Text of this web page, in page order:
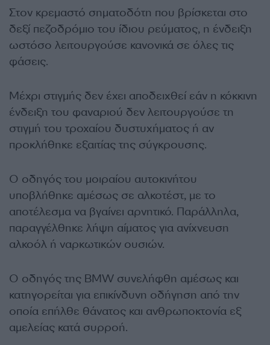
Στον κρεμαστό σηματοδότη που βρίσκεται στο
δεξί πεζοδρόμιο του ίδιου ρεύματος, η ένδειξη
ωστόσο λειτουργούσε κανονικά σε όλες τις
φάσεις.
Μέχρι στιγμής δεν έχει αποδειχθεί εάν η κόκκινη
ένδειξη του φαναριού δεν λειτουργούσε τη
στιγμή του τροχαίου δυστυχήματος ή αν
προκλήθηκε εξαιτίας της σύγκρουσης.
Ο οδηγός του μοιραίου αυτοκινήτου
υποβλήθηκε αμέσως σε αλκοτέστ, με το
αποτέλεσμα να βγαίνει αρνητικό. Παράλληλα,
παραγγέλθηκε λήψη αίματος για ανίχνευση
αλκοόλ ή ναρκωτικών ουσιών.
Ο οδηγός της BMW συνελήφθη αμέσως και
κατηγορείται για επικίνδυνη οδήγηση από την
οποία επήλθε θάνατος και ανθρωποκτονία εξ
αμελείας κατά συρροή.